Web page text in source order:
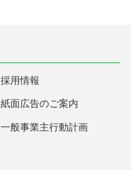
採用情報
紙面広告のご案内
一般事業主行動計画